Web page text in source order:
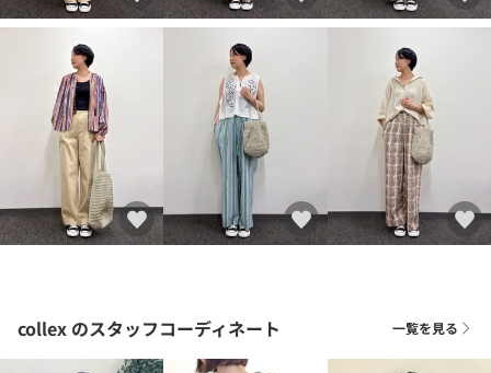
collex のスタッフコーディネート 一覧を見る